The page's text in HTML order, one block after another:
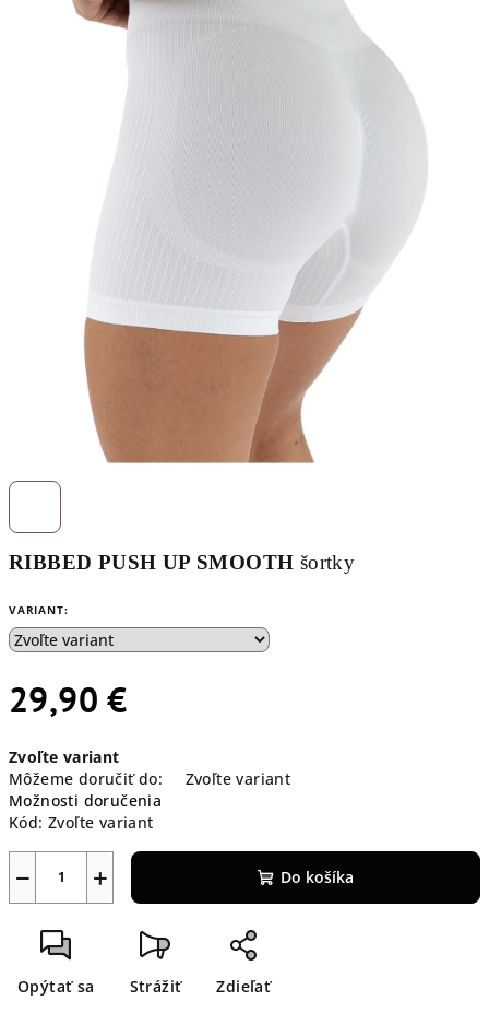
RIBBED PUSH UP SMOOTH šortky
VARIANT:
29,90 €
cena:
Zvoľte variant
Môžeme doručiť do:
Zvoľte variant
Možnosti doručenia
Kód: Zvoľte variant
+
− Do košíka
Opýtať sa Strážiť Zdieľať